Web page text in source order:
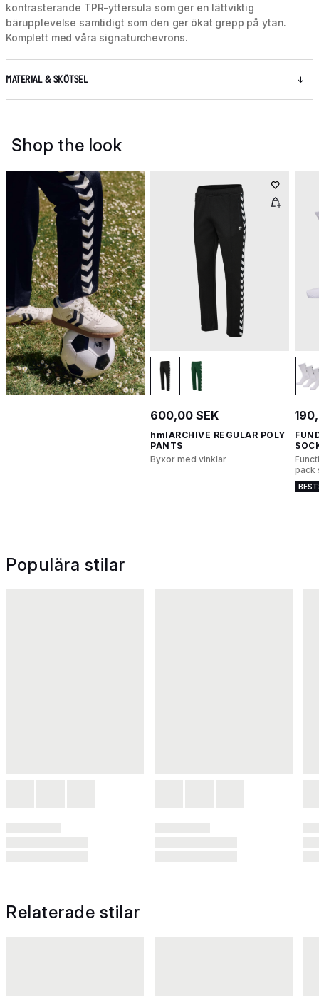
kontrasterande TPR-yttersula som ger en lättviktig
bärupplevelse samtidigt som den ger ökat grepp på ytan.
Komplett med våra signaturchevrons.
MATERIAL & SKÖTSEL
Shop the look
600,00 SEK
hmlARCHIVE REGULAR POLY
PANTS
Byxor med vinklar
pack
Populära stilar
Relaterade stilar